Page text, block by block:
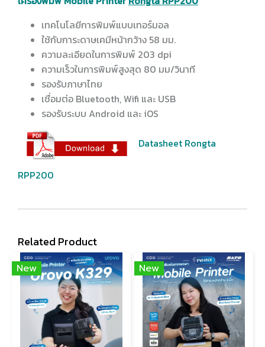
เทคโนโลยีการพิมพ์แบบเทอร์มอล
ใช้กับการะดาษเคมีหน้ากว้าง 58 มม.
ความละเอียดในการพิมพ์ 203 dpi
ความเร็วในการพิมพ์สูงสุด 80 มม/วินาที
รองรับภาษาไทย
เชื่อมต่อ Bluetooth, Wifi และ USB
รองรับระบบ Android และ iOS
Datasheet Rongta
RPP200
Related Product
New New